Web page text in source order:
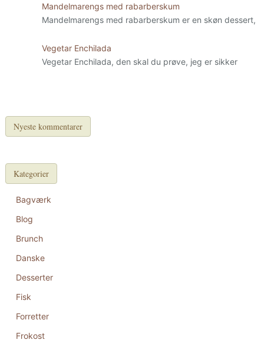
Mandelmarengs med rabarberskum
Mandelmarengs med rabarberskum er en skøn dessert,
Vegetar Enchilada
Vegetar Enchilada, den skal du prøve, jeg er sikker
Nyeste kommentarer
Kategorier
Bagværk
Blog
Brunch
Danske
Desserter
Fisk
Forretter
Frokost